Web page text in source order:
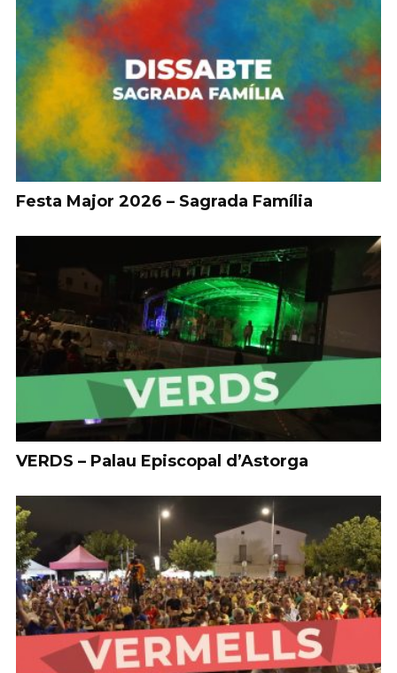
Festa Major 2026 – Sagrada Família
VERDS – Palau Episcopal d’Astorga